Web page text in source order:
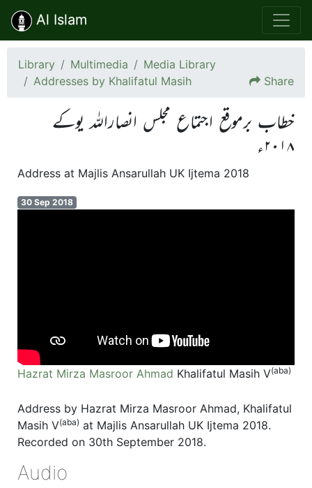
Al Islam
Library Multimedia
Media Library
Addresses by Khalifatul Masih
Share
خطاب برموقع اجتماع مجلس انصاراللہ یوکے
۲۰۱۸ء
Address at Majlis Ansarullah UK Ijtema 2018
30 Sep 2018
Hazrat Mirza Masroor Ahmad Khalifatul Masih V(aba)
Address by Hazrat Mirza Masroor Ahmad, Khalifatul
Masih V(aba) at Majlis Ansarullah UK Ijtema 2018.
Recorded on 30th September 2018.
Audio